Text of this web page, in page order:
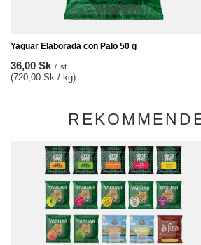
Yaguar Elaborada con Palo 50 g
36,00 Sk / st.
(720,00 Sk / kg)